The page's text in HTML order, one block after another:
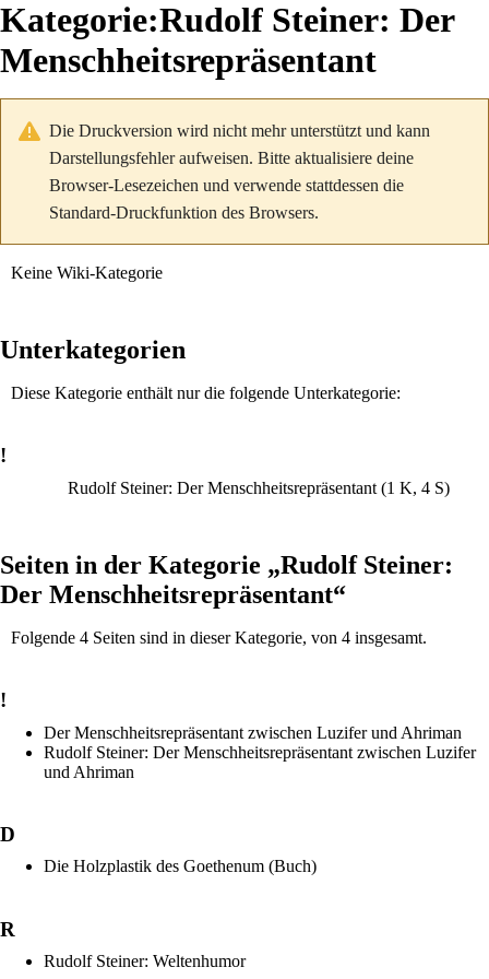
Kategorie:Rudolf Steiner: Der
Menschheitsrepräsentant
Die Druckversion wird nicht mehr unterstützt und kann
Darstellungsfehler aufweisen. Bitte aktualisiere deine
Browser-Lesezeichen und verwende stattdessen die
Standard-Druckfunktion des Browsers.
Keine Wiki-Kategorie
Unterkategorien
Diese Kategorie enthält nur die folgende Unterkategorie:
!
Rudolf Steiner: Der Menschheitsrepräsentant (1 K, 4 S)
Seiten in der Kategorie „Rudolf Steiner:
Der Menschheitsrepräsentant“
Folgende 4 Seiten sind in dieser Kategorie, von 4 insgesamt.
!
Der Menschheitsrepräsentant zwischen Luzifer und Ahriman
Rudolf Steiner: Der Menschheitsrepräsentant zwischen Luzifer
und Ahriman
D
Die Holzplastik des Goethenum (Buch)
R
Rudolf Steiner: Weltenhumor